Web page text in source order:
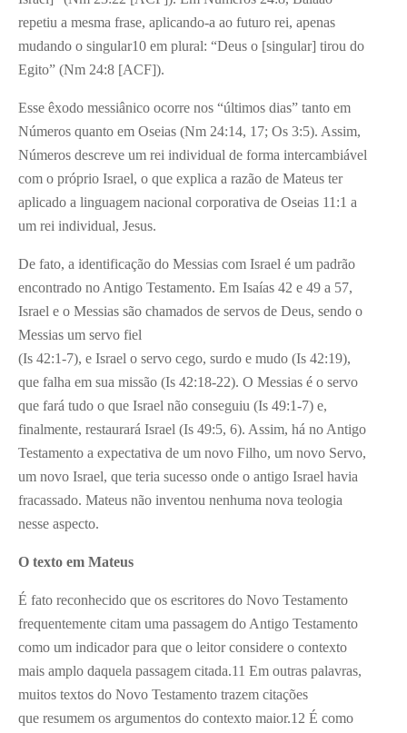
repetiu a mesma frase, aplicando-a ao futuro rei, apenas
mudando o singular10 em plural: “Deus o [singular] tirou do
Egito” (Nm 24:8 [ACF]).
Esse êxodo messiânico ocorre nos “últimos dias” tanto em
Números quanto em Oseias (Nm 24:14, 17; Os 3:5). Assim,
Números descreve um rei individual de forma intercambiável
com o próprio Israel, o que explica a razão de Mateus ter
aplicado a linguagem nacional corporativa de Oseias 11:1 a
um rei individual, Jesus.
De fato, a identificação do Messias com Israel é um padrão
encontrado no Antigo Testamento. Em Isaías 42 e 49 a 57,
Israel e o Messias são chamados de servos de Deus, sendo o
Messias um servo fiel
(Is 42:1-7), e Israel o servo cego, surdo e mudo (Is 42:19),
que falha em sua missão (Is 42:18-22). O Messias é o servo
que fará tudo o que Israel não conseguiu (Is 49:1-7) e,
finalmente, restaurará Israel (Is 49:5, 6). Assim, há no Antigo
Testamento a expectativa de um novo Filho, um novo Servo,
um novo Israel, que teria sucesso onde o antigo Israel havia
fracassado. Mateus não inventou nenhuma nova teologia
nesse aspecto.
O texto em Mateus
É fato reconhecido que os escritores do Novo Testamento
frequentemente citam uma passagem do Antigo Testamento
como um indicador para que o leitor considere o contexto
mais amplo daquela passagem citada.11 Em outras palavras,
muitos textos do Novo Testamento trazem citações
que resumem os argumentos do contexto maior.12 É como